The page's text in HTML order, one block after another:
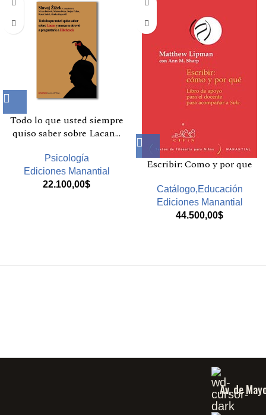
Todo lo que usted siempre
quiso saber sobre Lacan…
Psicología
Ediciones Manantial
22.100,00$
Escribir: Como y por que
Catálogo,Educación
Ediciones Manantial
44.500,00$
Av. de